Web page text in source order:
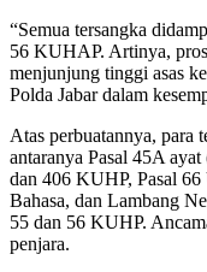
“Semua tersangka
56 KUHAP. Artinya,
menjunjung tinggi asas
Polda Jabar dalam
Atas perbuatannya, para
antaranya Pasal 45A
dan 406 KUHP, Pasal
Bahasa, dan Lambang
55 dan 56 KUHP.
penjara.